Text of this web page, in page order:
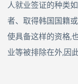
人就业签证的种类
者、取得韩国国籍
使具备这样的资格,
业等被排除在外,因